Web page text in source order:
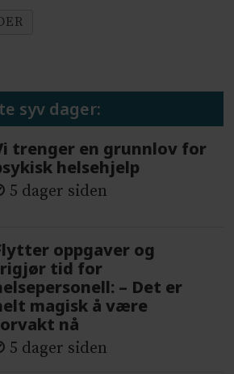
syv dager:
trenger en grunnlov for
helsehjelp
5 dager siden
oppgaver og
tid for
– Det er
magisk å være
nå
5 dager siden